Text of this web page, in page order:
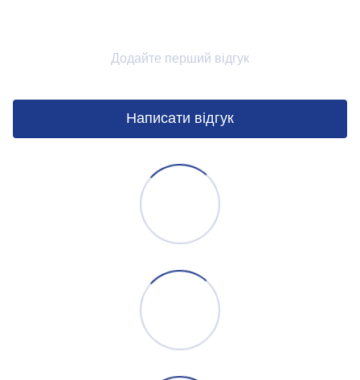
Додайте перший відгук
Написати відгук